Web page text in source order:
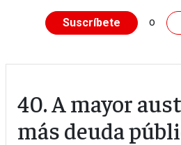
Suscríbete o
40. A mayor
más deuda